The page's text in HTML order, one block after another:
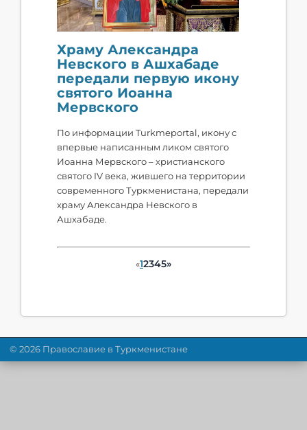
Храму Александра
Невского в Ашхабаде
передали первую икону
святого Иоанна
Мервского
По информации Turkmeportal, икону с
впервые написанным ликом святого
Иоанна Мервского – христианского
святого IV века, жившего на территории
современного Туркменистана, передали
храму Александра Невского в
Ашхабаде.
«12345»
© 2026 Православие в Туркменистане